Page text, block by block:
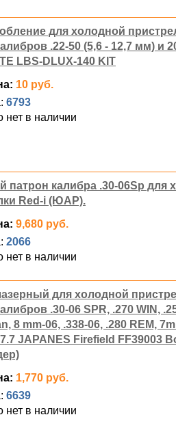
для холодной
.22-50 (5,6 - 12,7 мм) и
LBS-DLUX-140 KIT
10 руб.
6793
нет в наличии
патрон калибра .30-06Sp для
Red-i (ЮАР).
9,680 руб.
2066
нет в наличии
для холодной
.30-06 SPR, .270 WIN,
8 mm-06, .338-06, .280 REM,
JAPANES Firefield FF39003
1,770 руб.
6639
нет в наличии